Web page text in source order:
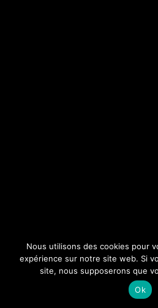
Nous utilisons des cookies pour
expérience sur notre site web. Si
site, nous supposerons que
Ok